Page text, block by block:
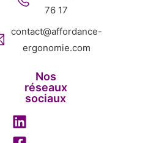
76 17
contact@affordance-
ergonomie.com
Nos
réseaux
sociaux